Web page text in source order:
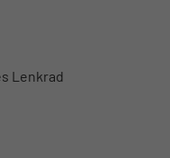
Lenkrad